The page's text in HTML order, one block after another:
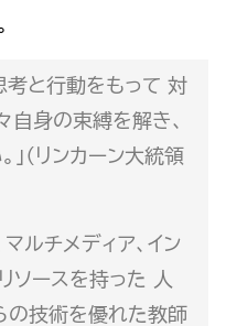
考と行動をもって 対
自身の束縛を解き、
（リンカーン大統領
マルチメディア、イン
ソースを持った 人
の技術を優れた教師